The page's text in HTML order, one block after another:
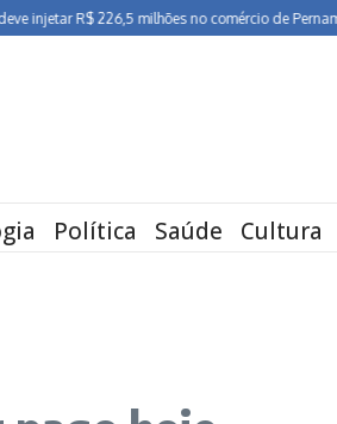
R$ 226,5 milhões no comércio de Pernambuco
Política Saúde Cultura